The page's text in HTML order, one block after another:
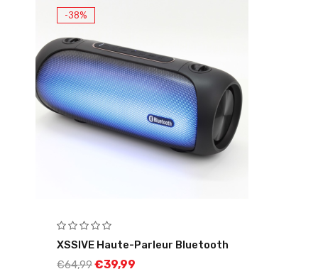
-38%
XSSIVE Haute-Parleur Bluetooth
€64,99€39,99